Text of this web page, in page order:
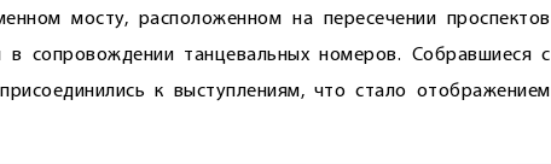
мосту, расположенном на пересечении проспектов
в сопровождении танцевальных номеров. Собравшиеся с
к выступлениям, что стало отображением